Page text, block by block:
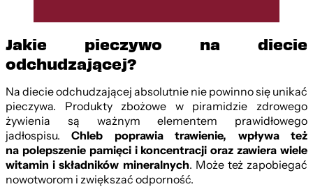
Jakie pieczywo na diecie
odchudzającej?
Na diecie odchudzającej absolutnie nie powinno się unikać
pieczywa. Produkty zbożowe w piramidzie zdrowego
żywienia są ważnym elementem prawidłowego
jadłospisu.Chleb poprawia trawienie, wpływa też
na polepszenie pamięci i koncentracji oraz zawiera wiele
witamin i składników mineralnych. Może też zapobiegać
nowotworom i zwiększać odporność.